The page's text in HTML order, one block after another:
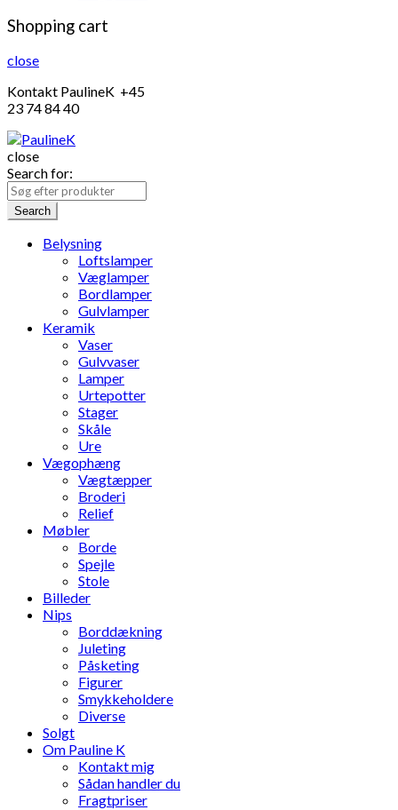
Shopping cart
close
Kontakt PaulineK +45
23 74 84 40
close
Search for:
Search
Belysning
Loftslamper
Væglamper
Bordlamper
Gulvlamper
Keramik
Vaser
Gulvvaser
Lamper
Urtepotter
Stager
Skåle
Ure
Vægophæng
Vægtæpper
Broderi
Relief
Møbler
Borde
Spejle
Stole
Billeder
Nips
Borddækning
Juleting
Påsketing
Figurer
Smykkeholdere
Diverse
Solgt
Om Pauline K
Kontakt mig
Sådan handler du
Fragtpriser